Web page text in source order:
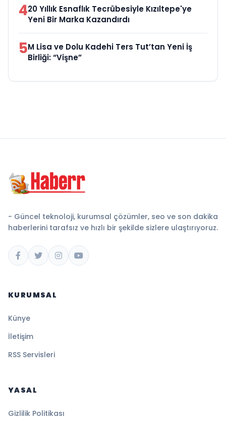
420 Yıllık Esnaflık Tecrübesiyle Kızıltepe'ye
Yeni Bir Marka Kazandırdı
5M Lisa ve Dolu Kadehi Ters Tut’tan Yeni İş
Birliği: “Vişne”
- Güncel teknoloji, kurumsal çözümler, seo ve son dakika
haberlerini tarafsız ve hızlı bir şekilde sizlere ulaştırıyoruz.
KURUMSAL
Künye
İletişim
RSS Servisleri
YASAL
Gizlilik Politikası